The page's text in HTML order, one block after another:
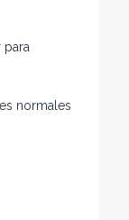
para
normales